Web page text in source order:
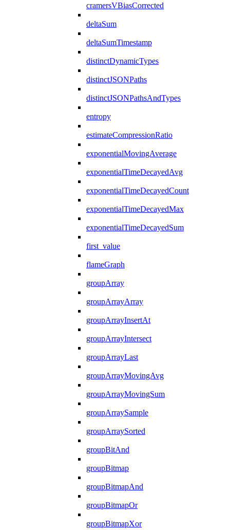
cramersVBiasCorrected
deltaSum
deltaSumTimestamp
distinctDynamicTypes
distinctJSONPaths
distinctJSONPathsAndTypes
entropy
estimateCompressionRatio
exponentialMovingAverage
exponentialTimeDecayedAvg
exponentialTimeDecayedCount
exponentialTimeDecayedMax
exponentialTimeDecayedSum
first_value
flameGraph
groupArray
groupArrayArray
groupArrayInsertAt
groupArrayIntersect
groupArrayLast
groupArrayMovingAvg
groupArrayMovingSum
groupArraySample
groupArraySorted
groupBitAnd
groupBitmap
groupBitmapAnd
groupBitmapOr
groupBitmapXor